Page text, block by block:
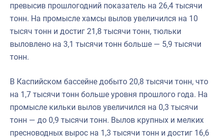
превысив прошлогодний показатель на 26,4 тысячи
тонн. На промысле хамсы вылов увеличился на 10
тысяч тонн и достиг 21,8 тысячи тонн, тюльки
выловлено на 3,1 тысячи тонн больше — 5,9 тысячи
тонн.
В Каспийском бассейне добыто 20,8 тысячи тонн, что
на 1,7 тысячи тонн больше уровня прошлого года. На
промысле кильки вылов увеличился на 0,3 тысячи
тонн — до 0,9 тысячи тонн. Вылов крупных и мелких
пресноводных вырос на 1,3 тысячи тонн и достиг 16,6